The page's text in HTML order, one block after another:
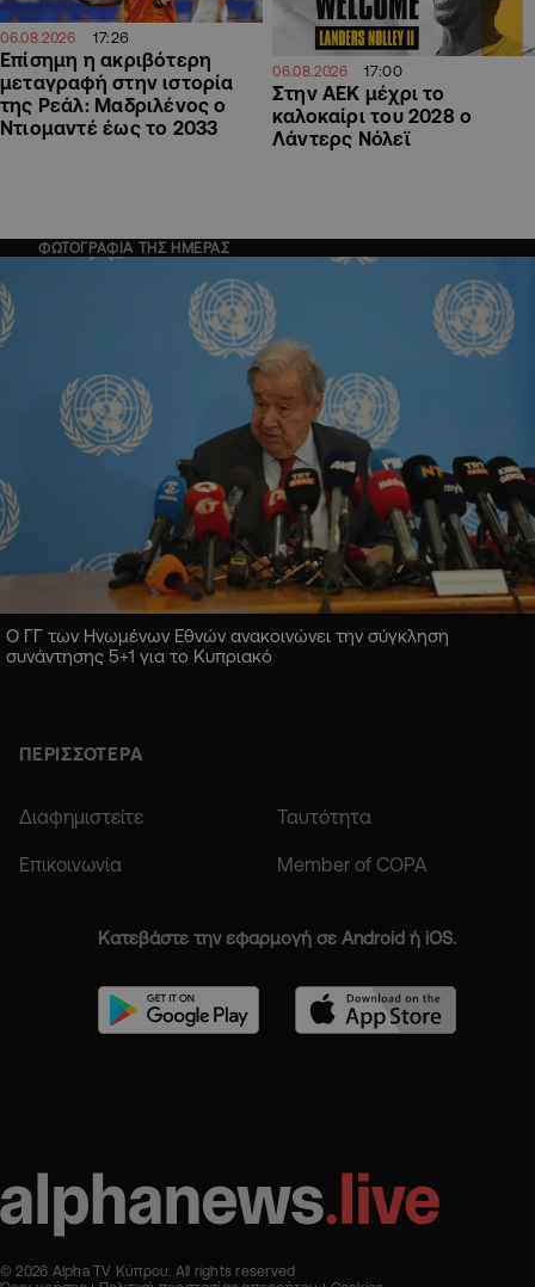
06.08.2026 17:26
Επίσημη η ακριβότερη
μεταγραφή στην ιστορία
της Ρεάλ: Μαδριλένος ο
Ντιομαντέ έως το 2033
06.08.2026 17:00
Στην ΑΕΚ μέχρι το
καλοκαίρι του 2028 ο
Λάντερς Νόλεϊ
ΦΩΤΟΓΡΑΦΙΑ ΤΗΣ ΗΜΕΡΑΣ
Ο ΓΓ των Ηνωμένων Εθνών ανακοινώνει την σύγκληση
συνάντησης 5+1 για το Κυπριακό
ΠΕΡΙΣΣΟΤΕΡΑ
Διαφημιστείτε Ταυτότητα
Επικοινωνία Member of COPA
Κατεβάστε την εφαρμογή σε Android ή iOS.
© 2026 Alpha TV Κύπρου. All rights reserved